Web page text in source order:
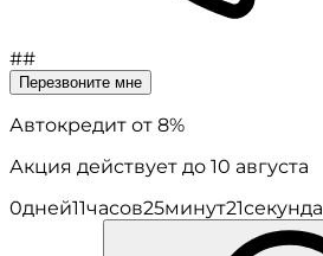
##
Перезвоните мне
Автокредит от 8%
Акция действует до 10 августа
0дней11часов25минут21секунда